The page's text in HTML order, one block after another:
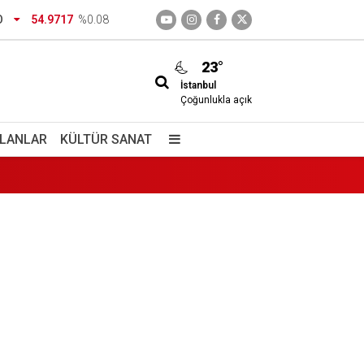
54.9717 %0.08
23°
İstanbul
Çoğunlukla açık
KÜLTÜR SANAT